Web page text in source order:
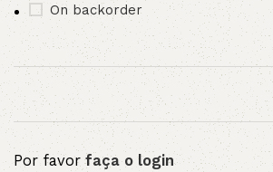
On backorder
Por favor faça o login